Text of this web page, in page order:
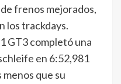
frenos mejorados,
los trackdays.
GT3 completó una
en 6:52,981
que su